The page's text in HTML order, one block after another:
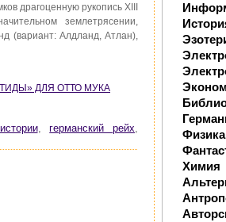
драгоценную рукопись XIII
землетрясении,
(вариант: Алдланд, Атлан),
ДЛЯ ОТТО МУКА
,германский рейх
Физика
Химия